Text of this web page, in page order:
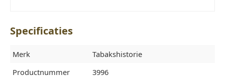
Specificaties
Merk
Tabakshistorie
Productnummer
3996